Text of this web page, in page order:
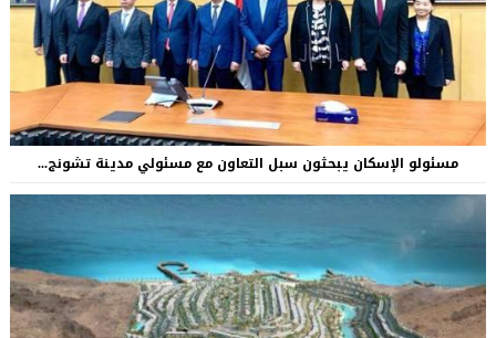
مسئولو الإسكان يبحثون سبل التعاون مع مسئولي مدينة تشونج...